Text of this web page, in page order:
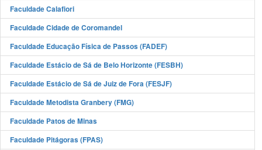
Faculdade Calafiori
Faculdade Cidade de Coromandel
Faculdade Educação Física de Passos (FADEF)
Faculdade Estácio de Sá de Belo Horizonte (FESBH)
Faculdade Estácio de Sá de Juiz de Fora (FESJF)
Faculdade Metodista Granbery (FMG)
Faculdade Patos de Minas
Faculdade Pitágoras (FPAS)